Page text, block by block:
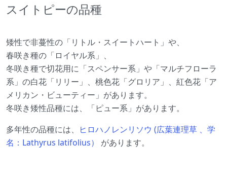
スイトピーの品種
矮性で非蔓性の「リトル・スイートハート」や、
春咲き種の「ロイヤル系」、
冬咲き種で切花用に「スペンサー系」や「マルチフローラ
系」の白花「リリー」、桃色花「グロリア」、紅色花「ア
メリカン・ビューティー」があります。
冬咲き矮性品種には、「ピュー系」があります。
多年性の品種には、
ヒロハノレンリソウ (広葉連理草 、学
名：Lathyrus latifolius）
があります。